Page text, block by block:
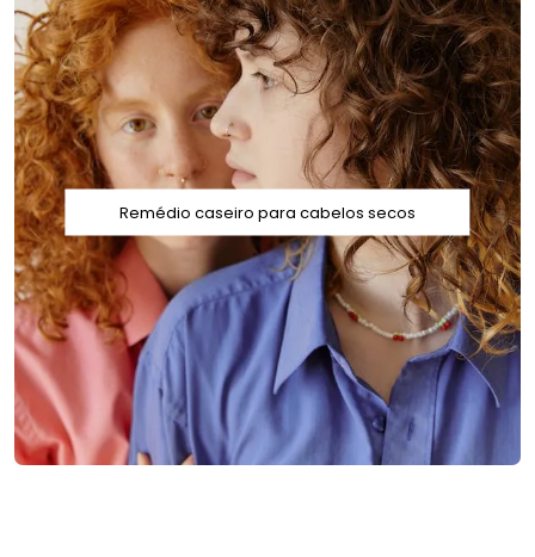
Remédio caseiro para cabelos secos